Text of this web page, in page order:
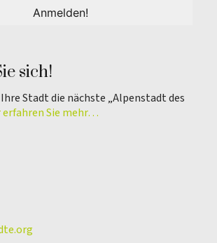
sich!
Stadt die nächste „Alpenstadt des
erfahren Sie mehr…